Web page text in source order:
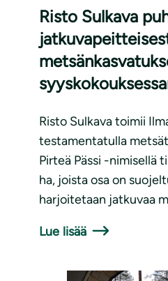
Risto Sulkava
Risto Sulkava toimii
testamentatulla
Pirteä Pässi -nimisellä
ha, joista osa on
harjoitetaan jatkuvaa
Lue lisää